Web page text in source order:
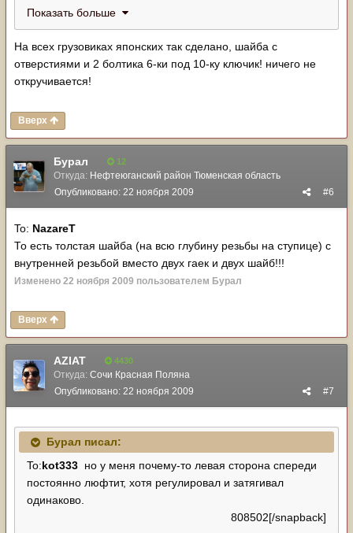
контрятся .
Мне кажется все таки крузаковская ( уазовская ) система
надежней и регулировать её проще .
808486[/snapback]
Показать больше
На всех грузовиках японских так сделано, шайба с
отверстиями и 2 болтика 6-ки под 10-ку ключик! ничего не
откручивается!
Вверх
Бурал 12
Откуда: Нефтеюганский район Тюменская область
#6
Опубликовано: 22 ноября 2009
To: NazareT
То есть толстая шайба (на всю глубину резьбы на ступице) с
внутренней резьбой вместо двух гаек и двух шайб!!!
Изменено 22 ноября 2009 пользователем Бурал
Вверх
AZIAT 4430
Откуда: Сочи Красная Поляна
#7
Опубликовано: 22 ноября 2009
Бурал писал:
To:kot333 но у меня почему-то левая сторона спереди
постоянно люфтит, хотя регулировал и затягивал
одинаково.
808502[/snapback]